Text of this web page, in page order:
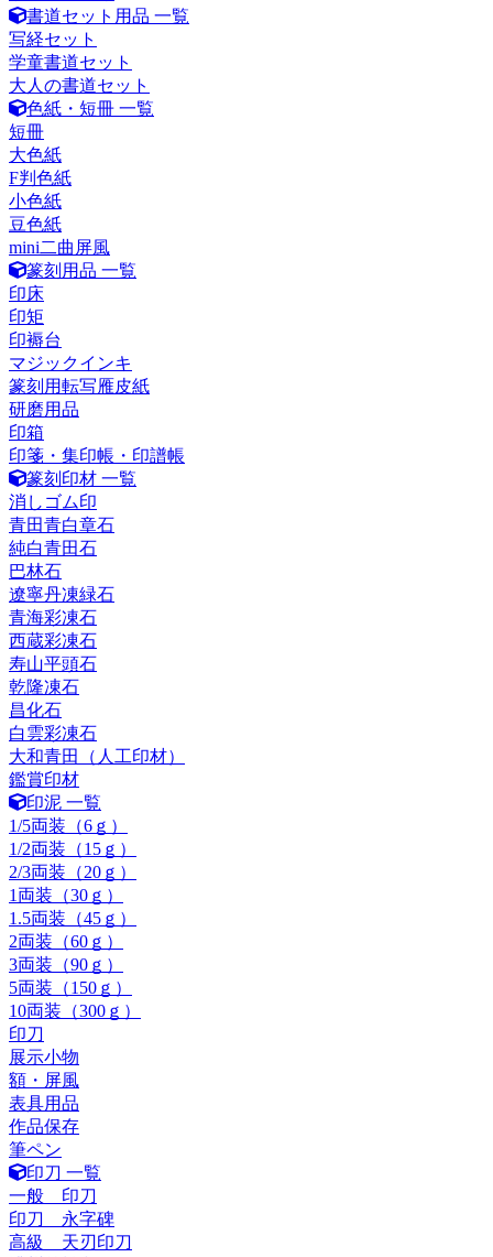
書道セット用品 一覧
写経セット
学童書道セット
大人の書道セット
色紙・短冊 一覧
短冊
大色紙
F判色紙
小色紙
豆色紙
mini二曲屏風
篆刻用品 一覧
印床
印矩
印褥台
マジックインキ
篆刻用転写雁皮紙
研磨用品
印箱
印箋・集印帳・印譜帳
篆刻印材 一覧
消しゴム印
青田青白章石
純白青田石
巴林石
遼寧丹凍緑石
青海彩凍石
西蔵彩凍石
寿山平頭石
乾隆凍石
昌化石
白雲彩凍石
大和青田（人工印材）
鑑賞印材
印泥 一覧
1/5両装（6ｇ）
1/2両装（15ｇ）
2/3両装（20ｇ）
1両装（30ｇ）
1.5両装（45ｇ）
2両装（60ｇ）
3両装（90ｇ）
5両装（150ｇ）
10両装（300ｇ）
印刀
展示小物
額・屏風
表具用品
作品保存
筆ペン
印刀 一覧
一般 印刀
印刀 永字碑
高級 天刃印刀